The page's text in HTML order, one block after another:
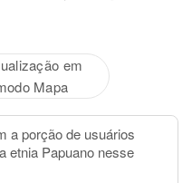
em
Mapa
a porção de usuários
etnia Papuano nesse